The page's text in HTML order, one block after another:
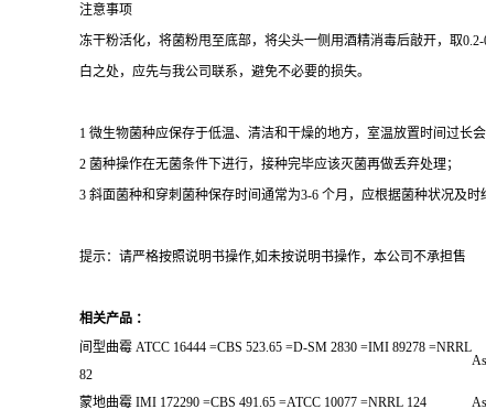
注意事项
冻干粉活化，将菌粉甩至底部，将尖头一侧用酒精消毒后敲开，取
白之处，应先与我公司联系，避免不必要的损失。
1 微生物菌种应保存于低温、清洁和干燥的地方，室温放置时间过长会
2 菌种操作在无菌条件下进行，接种完毕应该灭菌再做丢弃处理；
3 斜面菌种和穿刺菌种保存时间通常为3-6 个月，应根据菌种状况及
提示：请严格按照说明书操作,如未按说明书操作，本公司不承担售
相关产品 ：
间型曲霉 ATCC 16444 =CBS 523.65 =D-SM 2830 =IMI 89278 =NRRL
82
蒙地曲霉 IMI 172290 =CBS 491.65 =ATCC 10077 =NRRL 124